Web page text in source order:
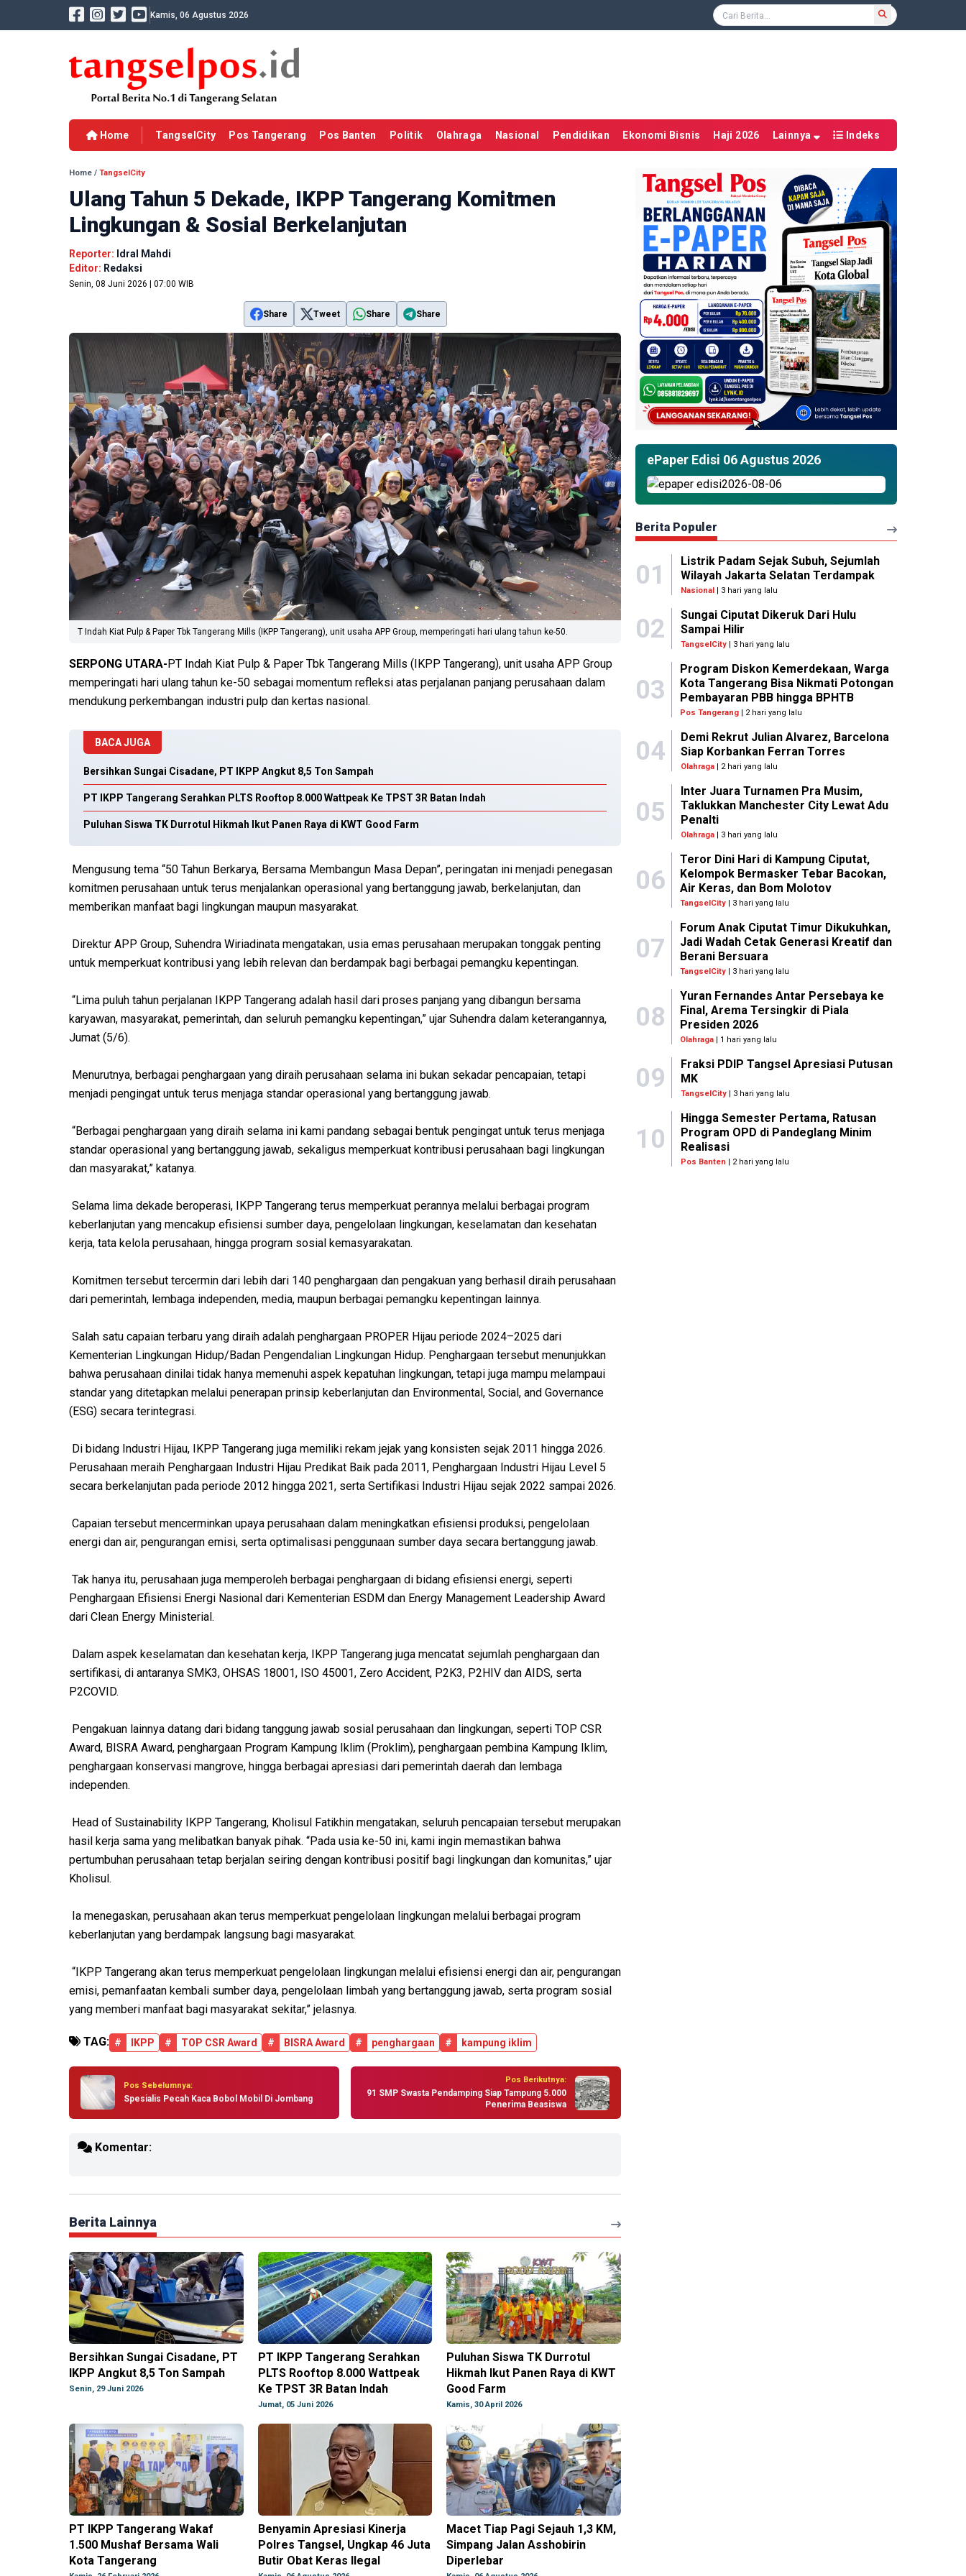
Kamis, 06 Agustus 2026
Home TangselCity Pos Tangerang Pos Banten Politik Olahraga Nasional Pendidikan Ekonomi Bisnis Haji 2026 Lainnya Indeks
Home / TangselCity
Ulang Tahun 5 Dekade, IKPP Tangerang Komitmen
Lingkungan & Sosial Berkelanjutan
Reporter: Idral Mahdi
Editor: Redaksi
Senin, 08 Juni 2026 | 07:00 WIB
Share Tweet Share Share
T Indah Kiat Pulp & Paper Tbk Tangerang Mills (IKPP Tangerang), unit usaha APP Group, memperingati hari ulang tahun ke-50.
SERPONG UTARA- PT Indah Kiat Pulp & Paper Tbk Tangerang Mills (IKPP Tangerang), unit usaha APP Group
memperingati hari ulang tahun ke-50 sebagai momentum refleksi atas perjalanan panjang perusahaan dalam
mendukung perkembangan industri pulp dan kertas nasional.
BACA JUGA
Bersihkan Sungai Cisadane, PT IKPP Angkut 8,5 Ton Sampah
PT IKPP Tangerang Serahkan PLTS Rooftop 8.000 Wattpeak Ke TPST 3R Batan Indah
Puluhan Siswa TK Durrotul Hikmah Ikut Panen Raya di KWT Good Farm
Mengusung tema “50 Tahun Berkarya, Bersama Membangun Masa Depan”, peringatan ini menjadi penegasan
komitmen perusahaan untuk terus menjalankan operasional yang bertanggung jawab, berkelanjutan, dan
memberikan manfaat bagi lingkungan maupun masyarakat.
Direktur APP Group, Suhendra Wiriadinata mengatakan, usia emas perusahaan merupakan tonggak penting
untuk memperkuat kontribusi yang lebih relevan dan berdampak bagi berbagai pemangku kepentingan.
“Lima puluh tahun perjalanan IKPP Tangerang adalah hasil dari proses panjang yang dibangun bersama
karyawan, masyarakat, pemerintah, dan seluruh pemangku kepentingan,” ujar Suhendra dalam keterangannya,
Jumat (5/6).
Menurutnya, berbagai penghargaan yang diraih perusahaan selama ini bukan sekadar pencapaian, tetapi
menjadi pengingat untuk terus menjaga standar operasional yang bertanggung jawab.
“Berbagai penghargaan yang diraih selama ini kami pandang sebagai bentuk pengingat untuk terus menjaga
standar operasional yang bertanggung jawab, sekaligus memperkuat kontribusi perusahaan bagi lingkungan
dan masyarakat,” katanya.
Selama lima dekade beroperasi, IKPP Tangerang terus memperkuat perannya melalui berbagai program
keberlanjutan yang mencakup efisiensi sumber daya, pengelolaan lingkungan, keselamatan dan kesehatan
kerja, tata kelola perusahaan, hingga program sosial kemasyarakatan.
Komitmen tersebut tercermin dari lebih dari 140 penghargaan dan pengakuan yang berhasil diraih perusahaan
dari pemerintah, lembaga independen, media, maupun berbagai pemangku kepentingan lainnya.
Salah satu capaian terbaru yang diraih adalah penghargaan PROPER Hijau periode 2024–2025 dari
Kementerian Lingkungan Hidup/Badan Pengendalian Lingkungan Hidup. Penghargaan tersebut menunjukkan
bahwa perusahaan dinilai tidak hanya memenuhi aspek kepatuhan lingkungan, tetapi juga mampu melampaui
standar yang ditetapkan melalui penerapan prinsip keberlanjutan dan Environmental, Social, and Governance
(ESG) secara terintegrasi.
Di bidang Industri Hijau, IKPP Tangerang juga memiliki rekam jejak yang konsisten sejak 2011 hingga 2026.
Perusahaan meraih Penghargaan Industri Hijau Predikat Baik pada 2011, Penghargaan Industri Hijau Level 5
secara berkelanjutan pada periode 2012 hingga 2021, serta Sertifikasi Industri Hijau sejak 2022 sampai 2026.
Capaian tersebut mencerminkan upaya perusahaan dalam meningkatkan efisiensi produksi, pengelolaan
energi dan air, pengurangan emisi, serta optimalisasi penggunaan sumber daya secara bertanggung jawab.
Tak hanya itu, perusahaan juga memperoleh berbagai penghargaan di bidang efisiensi energi, seperti
Penghargaan Efisiensi Energi Nasional dari Kementerian ESDM dan Energy Management Leadership Award
dari Clean Energy Ministerial.
Dalam aspek keselamatan dan kesehatan kerja, IKPP Tangerang juga mencatat sejumlah penghargaan dan
sertifikasi, di antaranya SMK3, OHSAS 18001, ISO 45001, Zero Accident, P2K3, P2HIV dan AIDS, serta
P2COVID.
Pengakuan lainnya datang dari bidang tanggung jawab sosial perusahaan dan lingkungan, seperti TOP CSR
Award, BISRA Award, penghargaan Program Kampung Iklim (Proklim), penghargaan pembina Kampung Iklim,
penghargaan konservasi mangrove, hingga berbagai apresiasi dari pemerintah daerah dan lembaga
independen.
Head of Sustainability IKPP Tangerang, Kholisul Fatikhin mengatakan, seluruh pencapaian tersebut merupakan
hasil kerja sama yang melibatkan banyak pihak. “Pada usia ke-50 ini, kami ingin memastikan bahwa
pertumbuhan perusahaan tetap berjalan seiring dengan kontribusi positif bagi lingkungan dan komunitas,” ujar
Kholisul.
Ia menegaskan, perusahaan akan terus memperkuat pengelolaan lingkungan melalui berbagai program
keberlanjutan yang berdampak langsung bagi masyarakat.
“IKPP Tangerang akan terus memperkuat pengelolaan lingkungan melalui efisiensi energi dan air, pengurangan
emisi, pemanfaatan kembali sumber daya, pengelolaan limbah yang bertanggung jawab, serta program sosial
yang memberi manfaat bagi masyarakat sekitar,” jelasnya.
TAG: # IKPP # TOP CSR Award # BISRA Award # penghargaan # kampung iklim
Pos Sebelumnya:
Spesialis Pecah Kaca Bobol Mobil Di Jombang
Pos Berikutnya:
91 SMP Swasta Pendamping Siap Tampung 5.000
Penerima Beasiswa
Komentar:
Berita Lainnya
Bersihkan Sungai Cisadane, PT
IKPP Angkut 8,5 Ton Sampah
Senin, 29 Juni 2026
PT IKPP Tangerang Serahkan
PLTS Rooftop 8.000 Wattpeak
Ke TPST 3R Batan Indah
Jumat, 05 Juni 2026
Puluhan Siswa TK Durrotul
Hikmah Ikut Panen Raya di KWT
Good Farm
Kamis, 30 April 2026
PT IKPP Tangerang Wakaf
1.500 Mushaf Bersama Wali
Kota Tangerang
Benyamin Apresiasi Kinerja
Polres Tangsel, Ungkap 46 Juta
Butir Obat Keras Ilegal
Macet Tiap Pagi Sejauh 1,3 KM,
Simpang Jalan Asshobirin
Diperlebar
ePaper Edisi 06 Agustus 2026
Berita Populer
01
Listrik Padam Sejak Subuh, Sejumlah
Wilayah Jakarta Selatan Terdampak
Nasional | 3 hari yang lalu
02
Sungai Ciputat Dikeruk Dari Hulu
Sampai Hilir
TangselCity| 3 hari yang lalu
03
Program Diskon Kemerdekaan, Warga
Kota Tangerang Bisa Nikmati Potongan
Pembayaran PBB hingga BPHTB
Pos Tangerang | 2 hari yang lalu
04
Demi Rekrut Julian Alvarez, Barcelona
Siap Korbankan Ferran Torres
Olahraga| 2 hari yang lalu
05
Inter Juara Turnamen Pra Musim,
Taklukkan Manchester City Lewat Adu
Penalti
Olahraga| 3 hari yang lalu
06
Teror Dini Hari di Kampung Ciputat,
Kelompok Bermasker Tebar Bacokan,
Air Keras, dan Bom Molotov
TangselCity | 3 hari yang lalu
07
Forum Anak Ciputat Timur Dikukuhkan,
Jadi Wadah Cetak Generasi Kreatif dan
Berani Bersuara
TangselCity | 3 hari yang lalu
08
Yuran Fernandes Antar Persebaya ke
Final, Arema Tersingkir di Piala
Presiden 2026
Olahraga | 1 hari yang lalu
09
Fraksi PDIP Tangsel Apresiasi Putusan
MK
TangselCity| 3 hari yang lalu
10
Hingga Semester Pertama, Ratusan
Program OPD di Pandeglang Minim
Realisasi
Pos Banten | 2 hari yang lalu